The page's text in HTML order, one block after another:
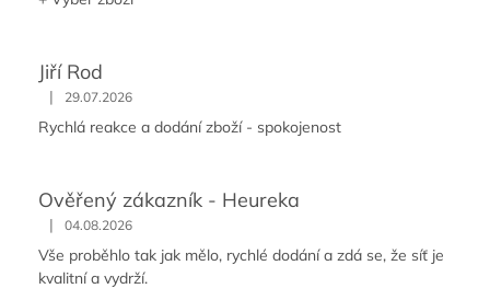
Jiří Rod
| 29.07.2026
Rychlá reakce a dodání zboží - spokojenost
Ověřený zákazník - Heureka
| 04.08.2026
Vše proběhlo tak jak mělo, rychlé dodání a zdá se, že síť je
kvalitní a vydrží.